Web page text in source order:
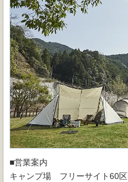
■営業案内
キャンプ場 フリーサイト60